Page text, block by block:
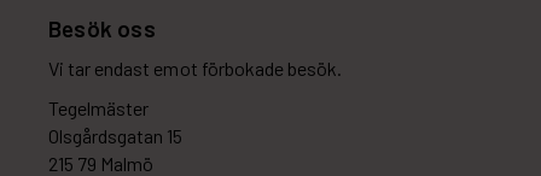
Besök oss
Vi tar endast emot förbokade besök.
Tegelmäster
Olsgårdsgatan 15
215 79 Malmö